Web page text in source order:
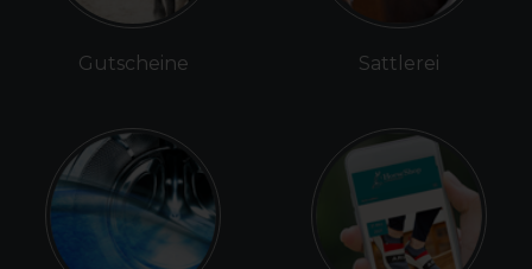
Gutscheine Sattlerei